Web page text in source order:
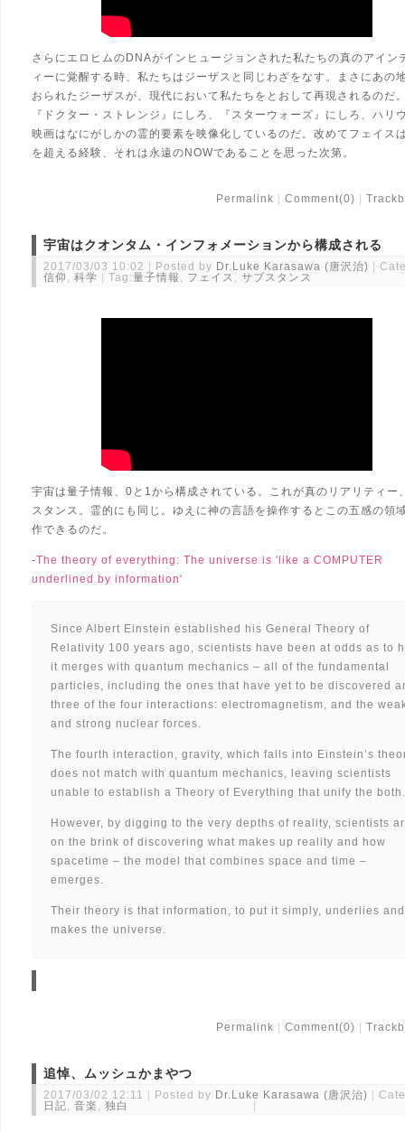
さらにエロヒムのDNAがインヒュージョンされた私たちの真のアイン
ィーに覚醒する時、私たちはジーザスと同じわざをなす。まさにあの
おられたジーザスが、現代において私たちをとおして再現されるのだ
『ドクター・ストレンジ』にしろ、『スターウォーズ』にしろ、ハリ
映画はなにがしかの霊的要素を映像化しているのだ。改めてフェイス
を超える経験、それは永遠のNOWであることを思った次第。
Permalink Comment(0)
宇宙はクオンタム・インフォメーションから構成される
2017/03/03 10:02 Posted by Dr.Luke Karasawa (唐沢治)
信仰 , 科学 Tag:量子情報 , フェイス , サブスタンス
宇宙は量子情報、0と1から構成されている。これが真のリアリティー
スタンス。霊的にも同じ。ゆえに神の言語を操作するとこの五感の領
作できるのだ。
-The theory of everything: The universe is 'like a COMPUTER
underlined by information'
Since Albert Einstein established his General Theory of
Relativity 100 years ago, scientists have been at odds as to
it merges with quantum mechanics – all of the fundamental
particles, including the ones that have yet to be discovered
three of the four interactions: electromagnetism, and the
and strong nuclear forces.
The fourth interaction, gravity, which falls into Einstein’s
does not match with quantum mechanics, leaving scientists
unable to establish a Theory of Everything that unify the both.
However, by digging to the very depths of reality, scientists
on the brink of discovering what makes up reality and how
spacetime – the model that combines space and time –
emerges.
Their theory is that information, to put it simply, underlies and
makes the universe.
Permalink Comment(0)
追悼、ムッシュかまやつ
2017/03/02 12:11 Posted by Dr.Luke Karasawa (唐沢治)
日記, 音楽 , 独白